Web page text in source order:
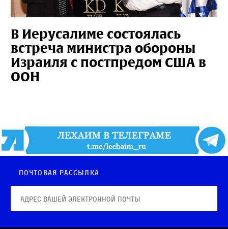
В Иерусалиме состоялась
встреча министра обороны
Израиля с постпредом США в
ООН
Почтовая рассылка